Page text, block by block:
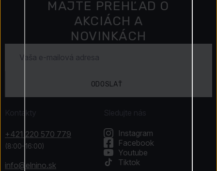
MAJTE PREHĽAD O
AKCIÁCH A
NOVINKÁCH
ODOSLAŤ
Kontakty
+421 220 570 779
(8:00–16:00)
info@elnino.sk
Sledujte nás
Instagram
Facebook
Youtube
Tiktok